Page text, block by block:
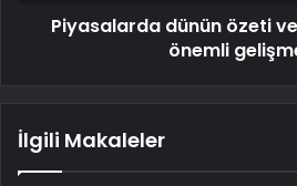
Piyasalarda dünün özeti
önemli
İlgili Makaleler